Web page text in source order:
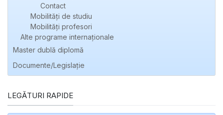
Contact
Mobilități de studiu
Mobilități profesori
Alte programe internaţionale
Master dublă diplomă
Documente/Legislație
LEGĂTURI RAPIDE